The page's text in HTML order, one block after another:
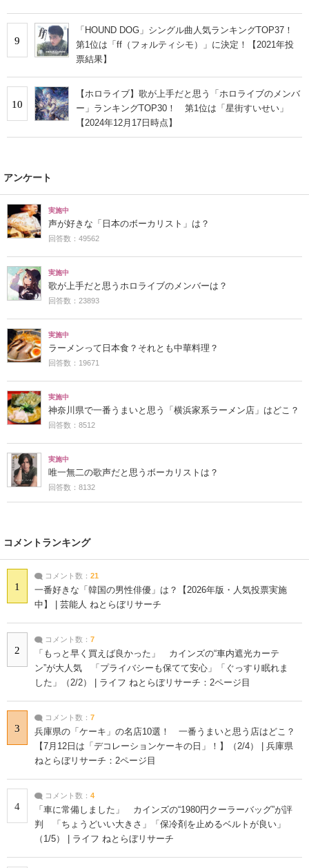
9
「HOUND DOG」シングル曲人気ランキングTOP37！
第1位は「ff（フォルティシモ）」に決定！【2021年投
票結果】
10
【ホロライブ】歌が上手だと思う「ホロライブのメンバ
ー」ランキングTOP30！ 第1位は「星街すいせい」
【2024年12月17日時点】
アンケート
実施中
声が好きな「日本のボーカリスト」は？
回答数：49562
実施中
歌が上手だと思うホロライブのメンバーは？
回答数：23893
実施中
ラーメンって日本食？それとも中華料理？
回答数：19671
実施中
神奈川県で一番うまいと思う「横浜家系ラーメン店」はどこ？
回答数：8512
実施中
唯一無二の歌声だと思うボーカリストは？
回答数：8132
コメントランキング
1
コメント数： 21
一番好きな「韓国の男性俳優」は？【2026年版・人気投票実施
中】 | 芸能人 ねとらぼリサーチ
2
コメント数： 7
「もっと早く買えば良かった」 カインズの“車内遮光カーテ
ン”が大人気 「プライバシーも保てて安心」「ぐっすり眠れま
した」（2/2） | ライフ ねとらぼリサーチ：2ページ目
3
コメント数： 7
兵庫県の「ケーキ」の名店10選！ 一番うまいと思う店はどこ？
【7月12日は「デコレーションケーキの日」！】（2/4） | 兵庫県
ねとらぼリサーチ：2ページ目
4
コメント数： 4
「車に常備しました」 カインズの“1980円クーラーバッグ”が評
判 「ちょうどいい大きさ」「保冷剤を止めるベルトが良い」
（1/5） | ライフ ねとらぼリサーチ